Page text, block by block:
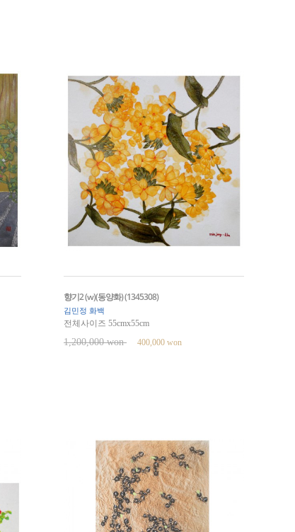
향기2 (w)(동양화) (1345308)
김민정 화백
전체사이즈 55cmx55cm
1,200,000 won 400,000 won